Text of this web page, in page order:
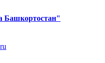
Башкортостан"